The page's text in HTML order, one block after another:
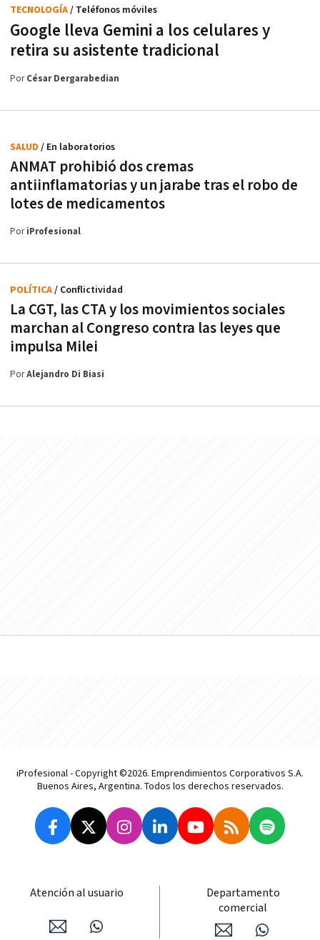
Google lleva Gemini a los celulares y
retira su asistente tradicional
TECNOLOGÍA/ Teléfonos móviles
PorCésar Dergarabedian
ANMAT prohibió dos cremas
antiinflamatorias y un jarabe tras el robo de
lotes de medicamentos
SALUD / En laboratorios
PoriProfesional
La CGT, las CTA y los movimientos sociales
marchan al Congreso contra las leyes que
impulsa Milei
POLÍTICA/ Conflictividad
PorAlejandro Di Biasi
iProfesional - Copyright ©2026. Emprendimientos Corporativos S.A.
Buenos Aires, Argentina. Todos los derechos reservados.
Atención al usuario
Departamento
comercial